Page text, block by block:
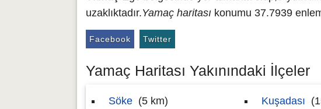
uzaklıktadır.Yamaç haritası konumu 37.7939
Facebook Twitter
Yamaç Haritası Yakınındaki İlçeler
Söke (5 km)
Kuşadası